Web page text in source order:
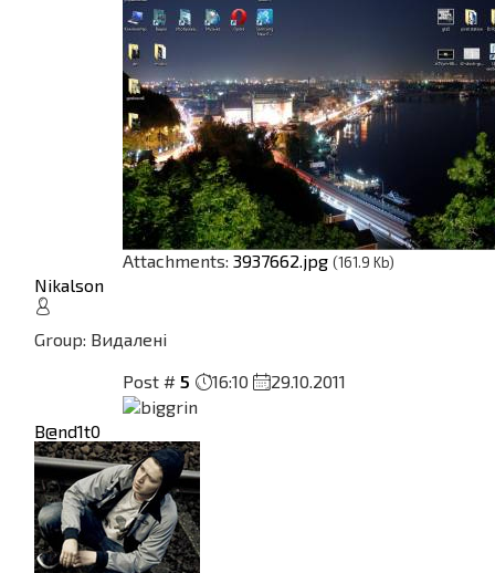
Attachments: 3937662.jpg (161.9 Kb)
Nikalson
Group: Видалені
Post # 5 16:10 29.10.2011
B@nd1t0